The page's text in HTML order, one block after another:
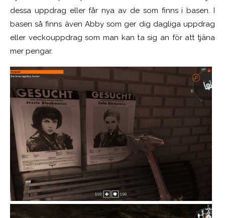
dessa uppdrag eller får nya av de som finns i basen. I
basen så finns även Abby som ger dig dagliga uppdrag
eller veckouppdrag som man kan ta sig an för att tjäna
mer pengar.